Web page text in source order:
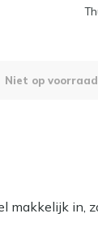
Niet op voorraad
makkelijk in,